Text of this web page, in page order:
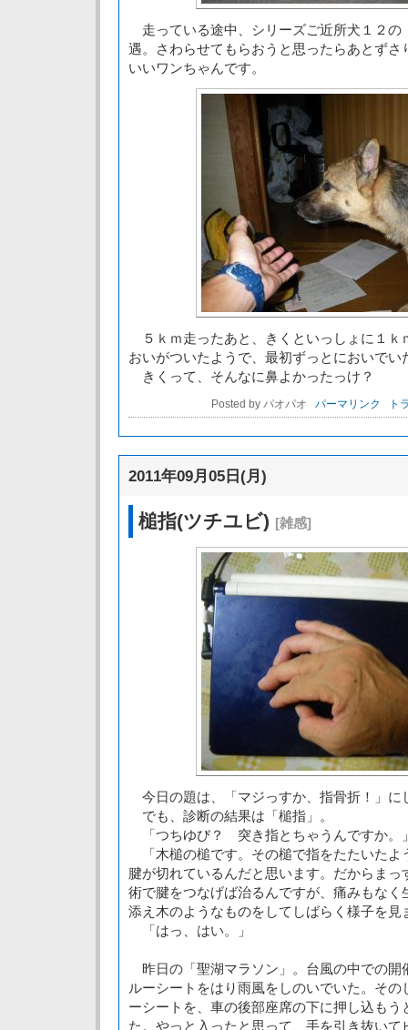
走っている途中、シリーズご近所犬１２の
遇。さわらせてもらおうと思ったらあとずさ
いいワンちゃんです。
５ｋｍ走ったあと、きくといっしょに１ｋ
おいがついたようで、最初ずっとにおいでい
きくって、そんなに鼻よかったっけ？
Posted by パオパオ パーマリンク ト
2011年09月05日(月)
槌指(ツチユビ) [雑感]
今日の題は、「マジっすか、指骨折！」に
でも、診断の結果は「槌指」。
「つちゆび？ 突き指とちゃうんですか。
「木槌の槌です。その槌で指をたたいたよ
腱が切れているんだと思います。だからま
術で腱をつなげば治るんですが、痛みもなく
添え木のようなものをしてしばらく様子を見
「はっ、はい。」
昨日の「聖湖マラソン」。台風の中での開
ルーシートをはり雨風をしのいでいた。そ
ーシートを、車の後部座席の下に押し込もう
た。やっと入ったと思って、手を引き抜いて